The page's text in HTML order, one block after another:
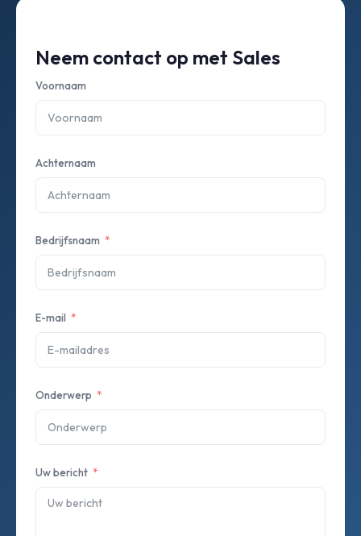
Neem contact op met Sales
Voornaam
Achternaam
Bedrijfsnaam
E-mail
Onderwerp
Uw bericht